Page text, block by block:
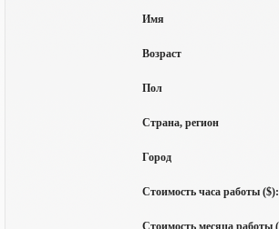
Имя
Возраст
Пол
Страна, регион
Город
Стоимость часа работы ($):
Стоимость месяца работы